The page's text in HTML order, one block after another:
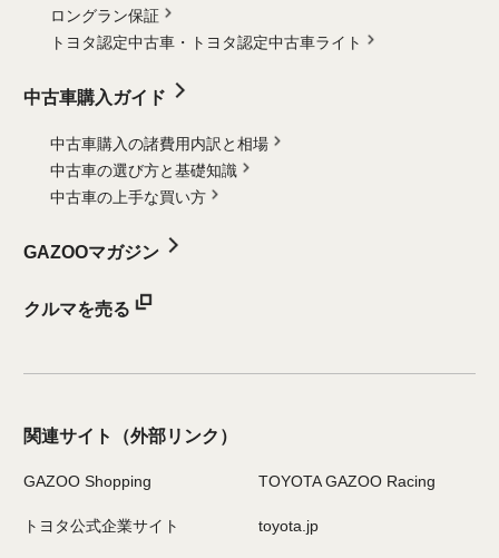
ロングラン保証
トヨタ認定中古車・
トヨタ認定中古車ライト
中古車購入ガイド
中古車購入の諸費用内訳と相場
中古車の選び方と基礎知識
中古車の上手な買い方
GAZOOマガジン
クルマを売る
関連サイト （外部リンク）
GAZOO Shopping TOYOTA GAZOO Racing
トヨタ公式企業サイト toyota.jp